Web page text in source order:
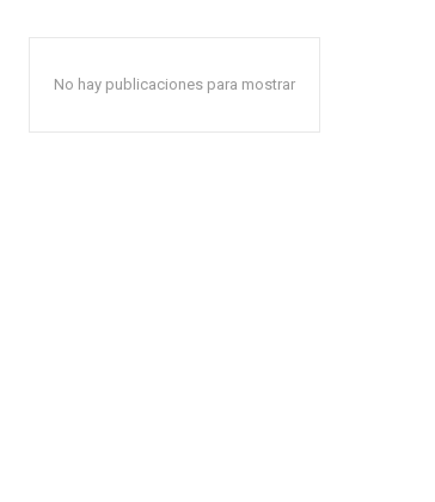
No hay publicaciones para mostrar